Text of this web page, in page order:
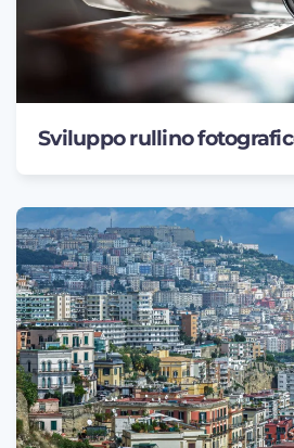
Sviluppo rullino